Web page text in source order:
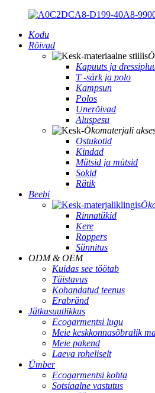
Kodu
Rõivad
Kapuuts ja
T -särk ja polo
Kampsun
Polos
Unerõivad
Aluspesu
Ökomaterjali
Ostukotid
Kindad
Mütsid ja mütsid
Sokid
Rätik
Beebi
Rinnatükid
Kere
Roppers
Sünnitus
ODM & OEM
Kuidas see töötab
Täistavus
Kohandatud teenus
Erabränd
Jätkusuutlikkus
Ecogarmentsi lugu
Meie keskkonnasõbralik
Meie pakend
Laeva roheliselt
Ümber
Ecogarmentsi kohta
Sotsiaalne vastutus